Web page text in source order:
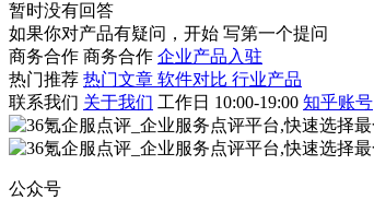
暂时没有回答
如果你对产品有疑问，开始 写第一个提问
商务合作 商务合作 企业产品入驻
热门推荐 热门文章 软件对比 行业产品
联系我们 关于我们 工作日 10:00-19:00 知乎账号
公众号